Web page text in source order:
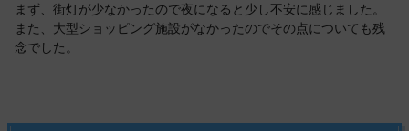
まず、街灯が少なかったので夜になると少し不安に感じました。
また、大型ショッピング施設がなかったのでその点についても残
念でした。